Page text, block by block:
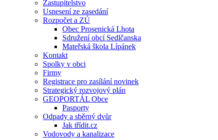
Zastupitelstvo
Usnesení ze zasedání
Rozpočet a ZÚ
Obec Prosenická Lhota
Sdružení obcí Sedlčanska
Mateřská škola Lípánek
Kontakt
Spolky v obci
Firmy
Registrace pro zasílání novinek
Strategický rozvojový plán
GEOPORTÁL Obce
Pasporty
Odpady a sběrný dvůr
Jak třídit.cz
Vodovody a kanalizace